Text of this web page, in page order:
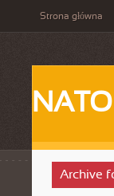
Strona główna
NATO
Archive